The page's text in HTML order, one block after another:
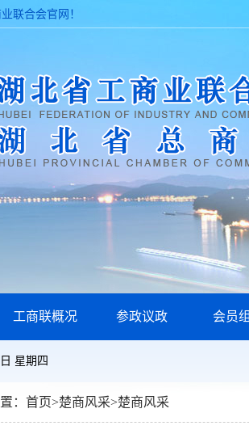
联合会官网！
工商联概况 参政议政 会员
星期四
： 首页>楚商风采>楚商风采